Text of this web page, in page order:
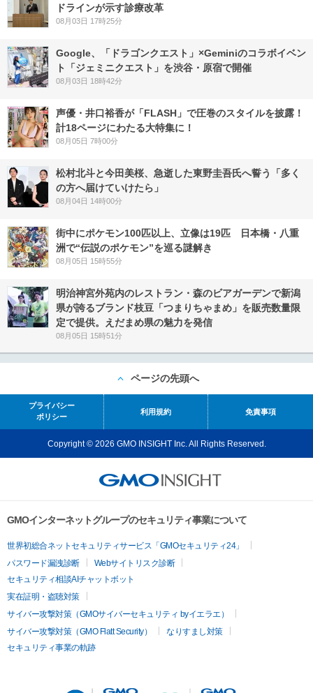
ドラインが示す診療改革
08月03日 17時25分
Google、「ドラゴンクエスト」×Geminiのコラボイベン
ト「ジェミニクエスト」を渋谷・原宿で開催
08月03日 18時42分
声優・井口裕香が「FLASH」で圧巻のスタイルを披露！
計18ページにわたる大特集に！
08月05日 7時00分
松村北斗と今田美桜、急逝した東野圭吾氏へ誓う「多く
の方へ届けていけたら」
08月04日 14時00分
街中にポケモン100匹以上、立像は19匹 日本橋・八重
洲で“伝説のポケモン”を巡る謎解き
08月05日 15時55分
明治神宮外苑内のレストラン・森のビアガーデンで新潟
県が誇るブランド枝豆「つまりちゃまめ」を販売数量限
定で提供。えだまめ県の魅力を発信
08月05日 15時51分
ページの先頭へ
プライバシー
ポリシー
利用規約 免責事項
Copyright © 2026 GMO INSIGHT Inc. All Rights Reserved.
GMOインターネットグループのセキュリティ事業について
世界初総合ネットセキュリティサービス「GMOセキュリティ24」
パスワード漏洩診断
Webサイトリスク診断
セキュリティ相談AIチャットボット
実在証明・盗聴対策
サイバー攻撃対策（GMOサイバーセキュリティ byイエラエ）
サイバー攻撃対策（GMO Flatt Security）
なりすまし対策
セキュリティ事業の軌跡